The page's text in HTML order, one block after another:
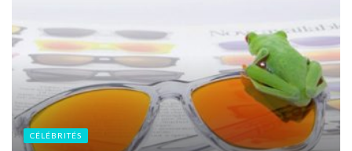
CÉLÉBRITÉS